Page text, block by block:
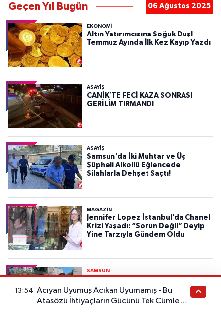
Geçen Yıl Bugün 06 Ağustos 2025
EKONOMİ
Altın Yatırımcısına Soğuk Duş!
Temmuz Ayında İlk Kez Kayıp Yazdı
ASAYIŞ
CANİK’TE FECİ KAZA SONRASI
GERİLİM TIRMANDI
ASAYIŞ
Samsun'da İki Muhtar ve Üç
Şüpheli Alkollü Eğlencede
Silahlarla Dehşet Saçtı!
MAGAZİN
Jennifer Lopez İstanbul’da Chanel
Krizi Yaşadı: “Sorun Değil” Deyip
Yine Tarzıyla Gündem Oldu
SAMSUN
Yol Kenarında Otlayan İneği Çalıp
43 Bin Liraya Sattı!
13:54
Acıyan Uyumuş Acıkan Uyumamış - Bu
Atasözü İhtiyaçların Gücünü Tek Cümlede